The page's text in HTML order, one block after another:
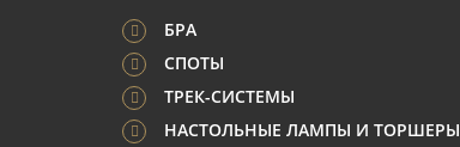
БРА
СПОТЫ
ТРЕК-СИСТЕМЫ
НАСТОЛЬНЫЕ ЛАМПЫ И ТОРШЕРЫ